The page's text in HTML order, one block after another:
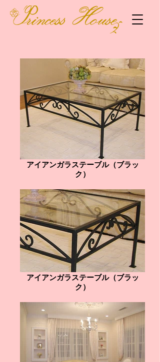
アイアンガラステーブル（ブラッ
ク）
アイアンガラステーブル（ブラッ
ク）